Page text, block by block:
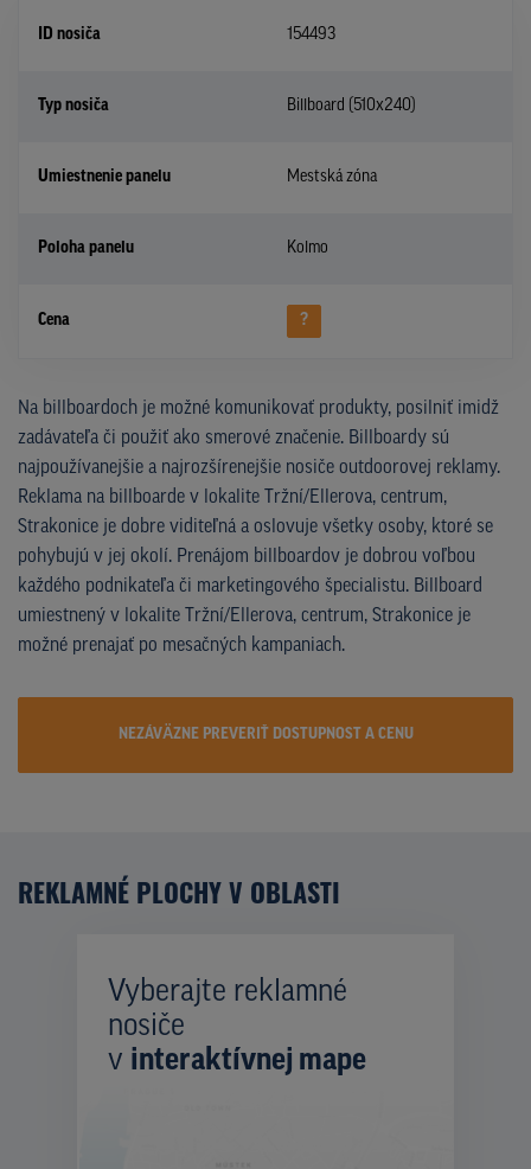
ID nosiča 154493
Typ nosiča Billboard (510x240)
Umiestnenie panelu Mestská zóna
Poloha panelu Kolmo
Cena ?
Na billboardoch je možné komunikovať produkty, posilniť imidž
zadávateľa či použiť ako smerové značenie. Billboardy sú
najpoužívanejšie a najrozšírenejšie nosiče outdoorovej reklamy.
Reklama na billboarde v lokalite Tržní/Ellerova, centrum,
Strakonice je dobre viditeľná a oslovuje všetky osoby, ktoré se
pohybujú v jej okolí. Prenájom billboardov je dobrou voľbou
každého podnikateľa či marketingového špecialistu. Billboard
umiestnený v lokalite Tržní/Ellerova, centrum, Strakonice je
možné prenajať po mesačných kampaniach.
NEZÁVÄZNE PREVERIŤ DOSTUPNOST A CENU
REKLAMNÉ PLOCHY V OBLASTI
Vyberajte reklamné
nosiče
v interaktívnej mape